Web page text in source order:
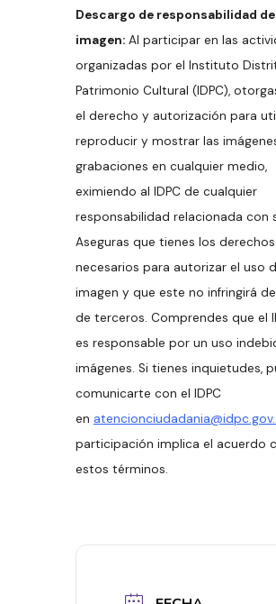
Descargo de responsabilidad
imagen: Al participar en las
organizadas por el Instituto
Patrimonio Cultural (IDPC),
el derecho y autorización para
reproducir y mostrar las
grabaciones en cualquier medio,
eximiendo al IDPC de cualquier
responsabilidad relacionada con
Aseguras que tienes los derechos
necesarios para autorizar el uso
imagen y que este no infringirá
de terceros. Comprendes que el
es responsable por un uso
imágenes. Si tienes inquietudes,
comunicarte con el IDPC
en
participación implica el acuerdo
estos términos.